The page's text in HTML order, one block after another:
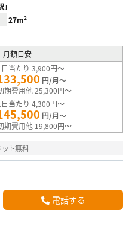
27m²
月額目安
日当たり 3,900円～
円/月～
期費用他 25,300円～
日当たり 4,300円～
円/月～
期費用他 19,800円～
ト無料
電話する